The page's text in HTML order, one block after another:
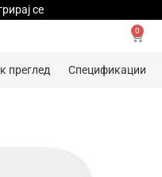
се
0
преглед Спецификации